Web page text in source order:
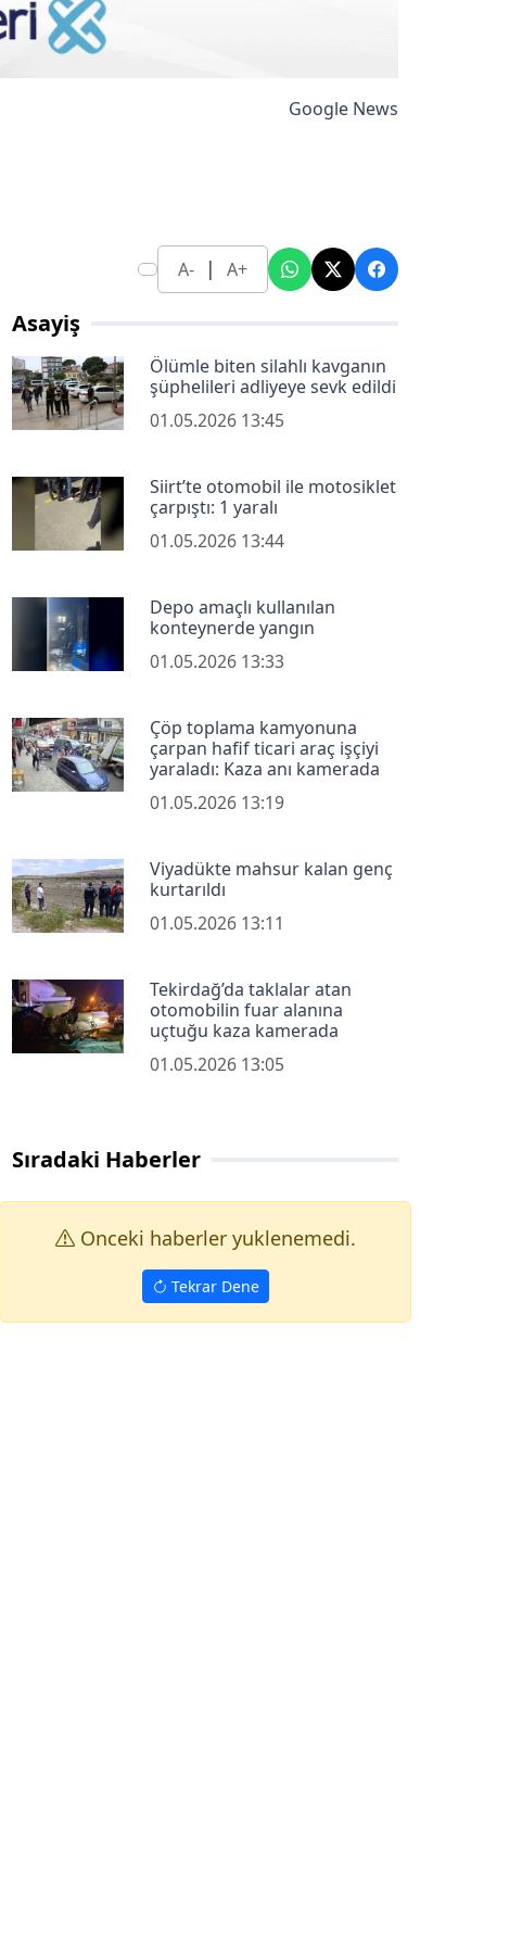
Google News
A- | A+
Asayiş
Ölümle biten silahlı kavganın
şüphelileri adliyeye sevk edildi
01.05.2026 13:45
Siirt’te otomobil ile motosiklet
çarpıştı: 1 yaralı
01.05.2026 13:44
Depo amaçlı kullanılan
konteynerde yangın
01.05.2026 13:33
Çöp toplama kamyonuna
çarpan hafif ticari araç işçiyi
yaraladı: Kaza anı kamerada
01.05.2026 13:19
Viyadükte mahsur kalan genç
kurtarıldı
01.05.2026 13:11
Tekirdağ’da taklalar atan
otomobilin fuar alanına
uçtuğu kaza kamerada
01.05.2026 13:05
Sıradaki Haberler
Onceki haberler yuklenemedi.
Tekrar Dene